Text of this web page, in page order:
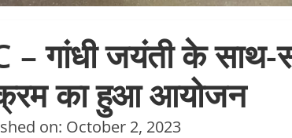
– गांधी जयंती के साथ-
का हुआ आयोजन
on: October 2, 2023